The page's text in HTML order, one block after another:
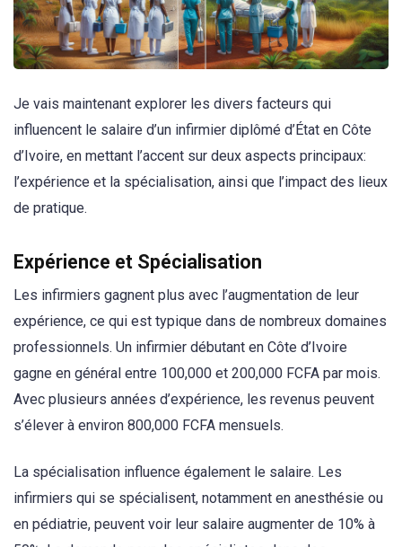
Je vais maintenant explorer les divers facteurs qui
influencent le salaire d’un infirmier diplômé d’État en Côte
d’Ivoire, en mettant l’accent sur deux aspects principaux:
l’expérience et la spécialisation, ainsi que l’impact des lieux
de pratique.
Expérience et Spécialisation
Les infirmiers gagnent plus avec l’augmentation de leur
expérience, ce qui est typique dans de nombreux domaines
professionnels. Un infirmier débutant en Côte d’Ivoire
gagne en général entre 100,000 et 200,000 FCFA par mois.
Avec plusieurs années d’expérience, les revenus peuvent
s’élever à environ 800,000 FCFA mensuels.
La spécialisation influence également le salaire. Les
infirmiers qui se spécialisent, notamment en anesthésie ou
en pédiatrie, peuvent voir leur salaire augmenter de 10% à